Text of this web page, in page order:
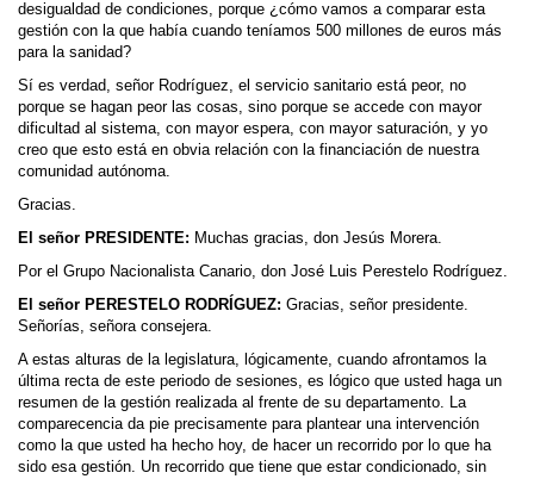
desigualdad de condiciones, porque ¿cómo vamos a comparar esta
gestión con la que había cuando teníamos 500 millones de euros más
para la sanidad?
Sí es verdad, señor Rodríguez, el servicio sanitario está peor, no
porque se hagan peor las cosas, sino porque se accede con mayor
dificultad al sistema, con mayor espera, con mayor saturación, y yo
creo que esto está en obvia relación con la financiación de nuestra
comunidad autónoma.
Gracias.
El señor PRESIDENTE: Muchas gracias, don Jesús Morera.
Por el Grupo Nacionalista Canario, don José Luis Perestelo Rodríguez.
El señor PERESTELO RODRÍGUEZ: Gracias, señor presidente.
Señorías, señora consejera.
A estas alturas de la legislatura, lógicamente, cuando afrontamos la
última recta de este periodo de sesiones, es lógico que usted haga un
resumen de la gestión realizada al frente de su departamento. La
comparecencia da pie precisamente para plantear una intervención
como la que usted ha hecho hoy, de hacer un recorrido por lo que ha
sido esa gestión. Un recorrido que tiene que estar condicionado, sin